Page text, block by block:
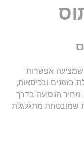
שמציעה אפשרות
בזמנים ובכיסאות,
מחיר הנסיעה בדרך
שמובטחת מתגלגלת